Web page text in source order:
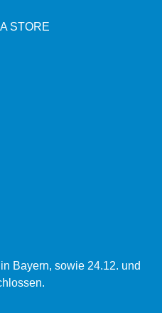
STORE
Bayern, sowie 24.12. und